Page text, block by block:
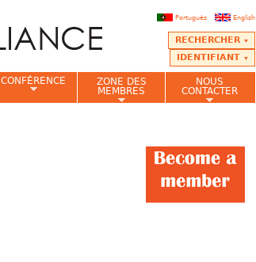
English
Português
RECHERCHER
IDENTIFIANT
CONFÉRENCE
ZONE DES
MEMBRES
NOUS
CONTACTER